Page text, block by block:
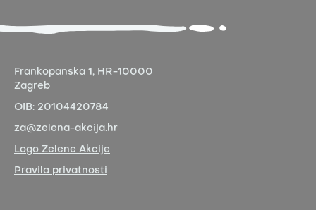
Frankopanska 1, HR-10000
Zagreb
OIB: 20104420784
za@zelena-akcija.hr
Logo Zelene Akcije
Pravila privatnosti